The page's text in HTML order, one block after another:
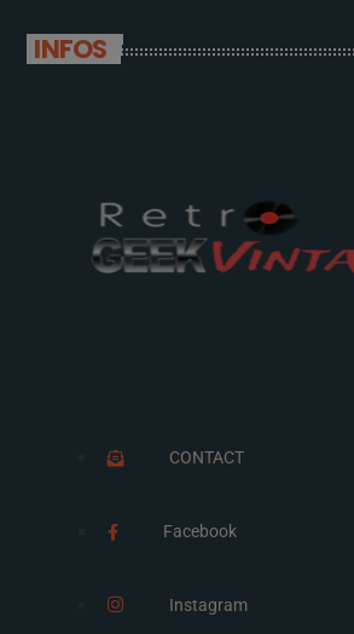
INFOS
CONTACT
Facebook
Instagram